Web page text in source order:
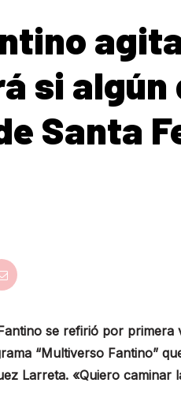
si algún
Santa
se refirió por primera
“Multiverso Fantino”
Larreta. «Quiero caminar